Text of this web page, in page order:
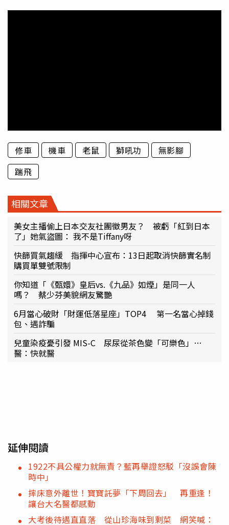
修車 機車 老鼠 獅吼功
無影腳
踹飛
相關文章
美女主播偷上日本交友社團徵男友？ 被虧「紅到日本
了」她氣盜圖： 我不是Tiffany呀
快篩買氣趨緩 指揮中心宣布：13日起取消快篩實名制
購買單雙號限制
你知道「《甄嬛》皇后vs.《九品》如煙」是同一人
嗎？ 蔡少芬美貌網友驚艷
6月當心破財「財運低落星座」TOP4 第一名當心掉錢
包、遇詐騙
兒童染疫憂引發 MIS-C 尿尿從茶色變「可樂色」…
醫：快就醫
延伸閱讀
1922不具公權力就無責？藍再舉證怒駁「沒誤會陳
時中」
摔床意外離世！寶寶託夢「下周回去」 再重逢！
讓台大名醫都感動
大考後待遇直直落 從山珍海味到剩菜 網笑喊：